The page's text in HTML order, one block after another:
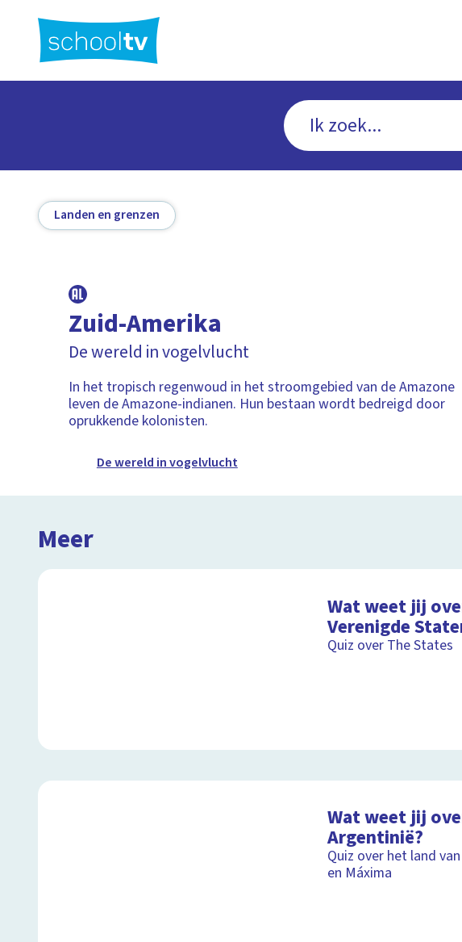
hoofdinhoud
Landen en grenzen
Zuid-Amerika
De wereld in vogelvlucht
In het tropisch regenwoud in het stroomgebied van de Amazone
leven de Amazone-indianen. Hun bestaan wordt bedreigd door
oprukkende kolonisten.
De wereld in vogelvlucht
Meer
Wat weet jij
Verenigde
Quiz over The States
Wat weet jij
Argentinië?
Quiz over het land
en Máxima